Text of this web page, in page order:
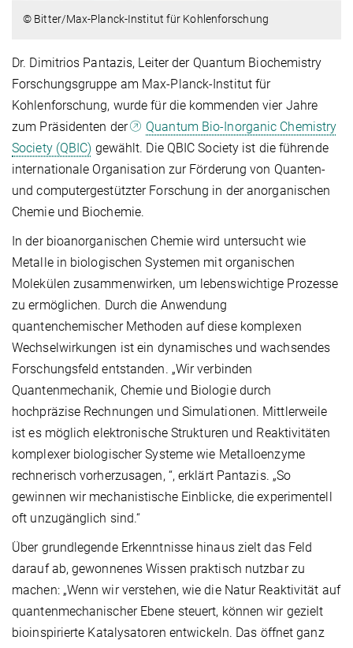
© Bitter/Max-Planck-Institut für Kohlenforschung
Dr. Dimitrios Pantazis, Leiter der Quantum Biochemistry
Forschungsgruppe am Max-Planck-Institut für
Kohlenforschung, wurde für die kommenden vier Jahre
zum Präsidenten der
Quantum Bio-Inorganic Chemistry
Society (QBIC) gewählt. Die QBIC Society ist die führende
internationale Organisation zur Förderung von Quanten-
und computergestützter Forschung in der anorganischen
Chemie und Biochemie.
In der bioanorganischen Chemie wird untersucht wie
Metalle in biologischen Systemen mit organischen
Molekülen zusammenwirken, um lebenswichtige Prozesse
zu ermöglichen. Durch die Anwendung
quantenchemischer Methoden auf diese komplexen
Wechselwirkungen ist ein dynamisches und wachsendes
Forschungsfeld entstanden. „Wir verbinden
Quantenmechanik, Chemie und Biologie durch
hochpräzise Rechnungen und Simulationen. Mittlerweile
ist es möglich elektronische Strukturen und Reaktivitäten
komplexer biologischer Systeme wie Metalloenzyme
rechnerisch vorherzusagen, “, erklärt Pantazis. „So
gewinnen wir mechanistische Einblicke, die experimentell
oft unzugänglich sind.“
Über grundlegende Erkenntnisse hinaus zielt das Feld
darauf ab, gewonnenes Wissen praktisch nutzbar zu
machen: „Wenn wir verstehen, wie die Natur Reaktivität auf
quantenmechanischer Ebene steuert, können wir gezielt
bioinspirierte Katalysatoren entwickeln. Das öffnet ganz